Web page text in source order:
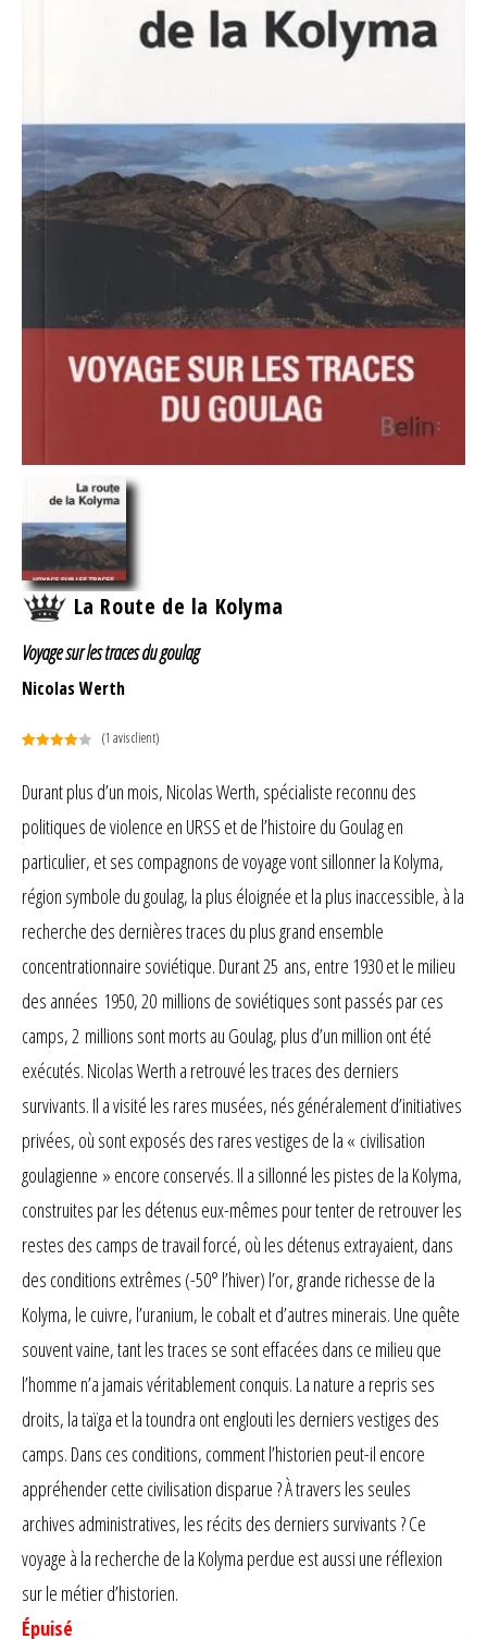
La Route de la Kolyma
Voyage sur les traces du goulag
Nicolas Werth
basé
sur
notation
client
(1 avis client)
Durant plus d’un mois, Nicolas Werth, spécialiste reconnu des
politiques de violence en URSS et de l’histoire du Goulag en
particulier, et ses compagnons de voyage vont sillonner la Kolyma,
région symbole du goulag, la plus éloignée et la plus inaccessible, à la
recherche des dernières traces du plus grand ensemble
concentrationnaire soviétique. Durant 25 ans, entre 1930 et le milieu
des années 1950, 20 millions de soviétiques sont passés par ces
camps, 2 millions sont morts au Goulag, plus d’un million ont été
exécutés. Nicolas Werth a retrouvé les traces des derniers
survivants. Il a visité les rares musées, nés généralement d’initiatives
privées, où sont exposés des rares vestiges de la « civilisation
goulagienne » encore conservés. Il a sillonné les pistes de la Kolyma,
construites par les détenus eux-mêmes pour tenter de retrouver les
restes des camps de travail forcé, où les détenus extrayaient, dans
des conditions extrêmes (-50° l’hiver) l’or, grande richesse de la
Kolyma, le cuivre, l’uranium, le cobalt et d’autres minerais. Une quête
souvent vaine, tant les traces se sont effacées dans ce milieu que
l’homme n’a jamais véritablement conquis. La nature a repris ses
droits, la taïga et la toundra ont englouti les derniers vestiges des
camps. Dans ces conditions, comment l’historien peut-il encore
appréhender cette civilisation disparue ? À travers les seules
archives administratives, les récits des derniers survivants ? Ce
voyage à la recherche de la Kolyma perdue est aussi une réflexion
sur le métier d’historien.
Épuisé